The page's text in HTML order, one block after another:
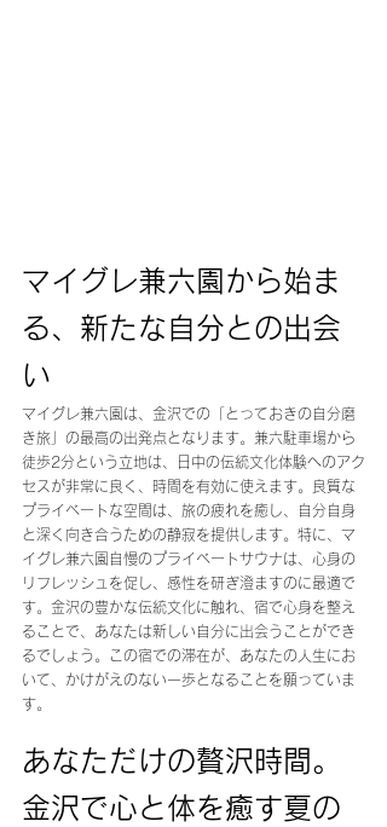
マイグレ兼六園から始ま
る、新たな自分との出会
い
マイグレ兼六園は、金沢での「とっておきの自分磨
き旅」の最高の出発点となります。兼六駐車場から
徒歩2分という立地は、日中の伝統文化体験へのアク
セスが非常に良く、時間を有効に使えます。良質な
プライベートな空間は、旅の疲れを癒し、自分自身
と深く向き合うための静寂を提供します。特に、マ
イグレ兼六園自慢のプライベートサウナは、心身の
リフレッシュを促し、感性を研ぎ澄ますのに最適で
す。金沢の豊かな伝統文化に触れ、宿で心身を整え
ることで、あなたは新しい自分に出会うことができ
るでしょう。この宿での滞在が、あなたの人生にお
いて、かけがえのない一歩となることを願っていま
す。
あなただけの贅沢時間。
金沢で心と体を癒す夏の